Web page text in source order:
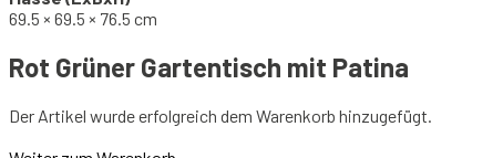
69.5 × 69.5 × 76.5 cm
Rot Grüner Gartentisch mit Patina
Der Artikel wurde erfolgreich dem Warenkorb hinzugefügt.